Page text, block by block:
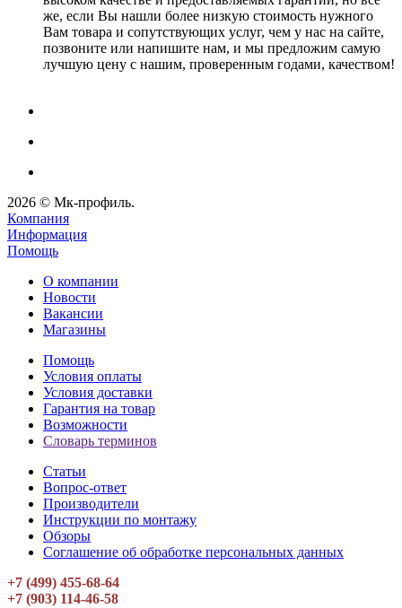
же, если Вы нашли более низкую стоимость нужного
Вам товара и сопутствующих услуг, чем у нас на сайте,
позвоните или напишите нам, и мы предложим самую
лучшую цену с нашим, проверенным годами, качеством!
2026 © Мк-профиль.
Компания
Информация
Помощь
О компании
Новости
Вакансии
Магазины
Помощь
Условия оплаты
Условия доставки
Гарантия на товар
Возможности
Словарь терминов
Статьи
Вопрос-ответ
Производители
Инструкции по монтажу
Обзоры
Соглашение об обработке персональных данных
+7 (499) 455-68-64
+7 (903) 114-46-58